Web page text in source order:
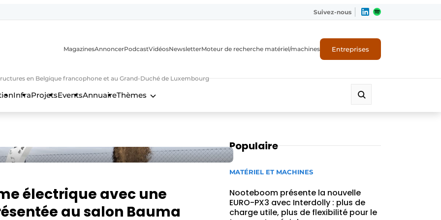
Suivez-nous
en Belgique francophone et au Grand-Duché de Luxembourg
MagazinesAnnoncerPodcastVidéosNewsletterMoteur de recherche matériel/machines Entreprises
InfraProjetsEventsAnnuaireThèmes
électrique avec une
au salon Bauma
Populaire
MATÉRIEL ET MACHINES
Nooteboom présente la nouvelle
EURO-PX3 avec Interdolly : plus de
charge utile, plus de flexibilité pour le